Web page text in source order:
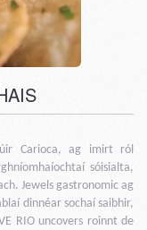
Carioca, ag imirt ról
sóisialta,
Jewels gastronomic ag
dinnéar sochaí saibhir,
RIO uncovers roinnt de